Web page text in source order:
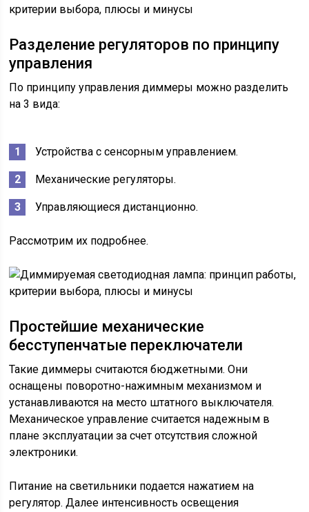
Разделение регуляторов по принципу
управления
По принципу управления диммеры можно разделить
на 3 вида:
Устройства с сенсорным управлением.
Механические регуляторы.
Управляющиеся дистанционно.
Рассмотрим их подробнее.
Простейшие механические
бесступенчатые переключатели
Такие диммеры считаются бюджетными. Они
оснащены поворотно-нажимным механизмом и
устанавливаются на место штатного выключателя.
Механическое управление считается надежным в
плане эксплуатации за счет отсутствия сложной
электроники.
Питание на светильники подается нажатием на
регулятор. Далее интенсивность освещения